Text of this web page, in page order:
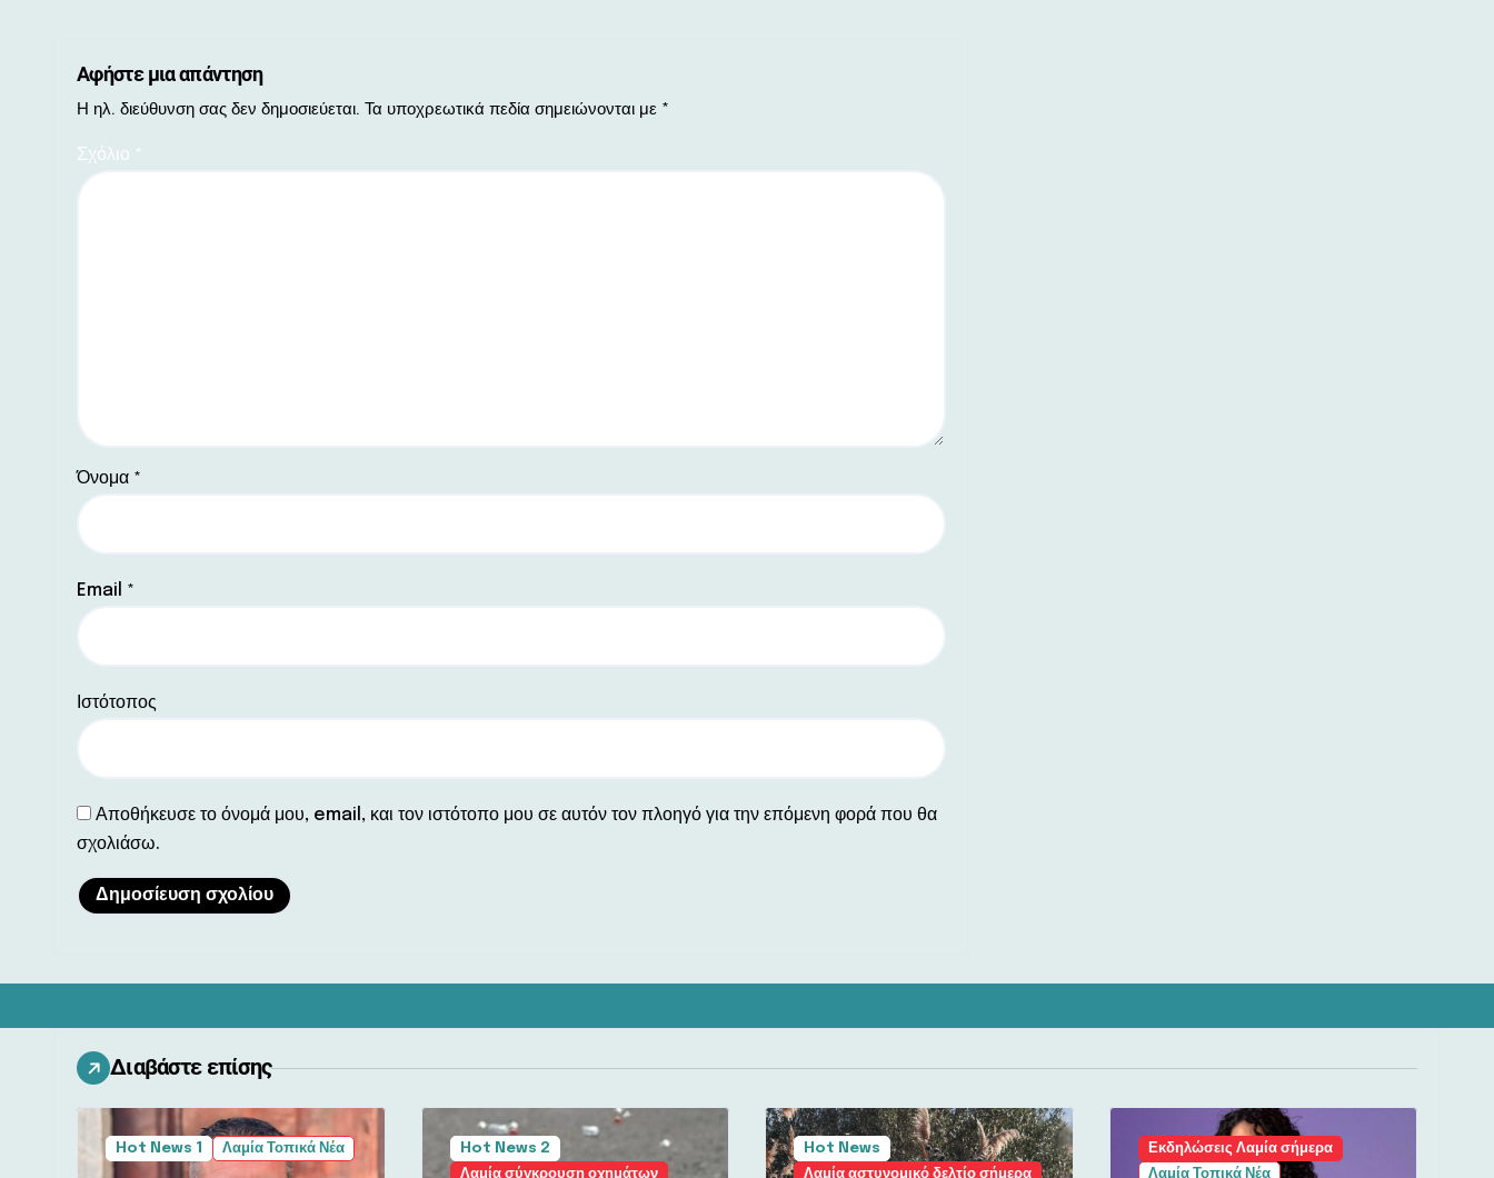
Αφήστε μια απάντηση
Η ηλ. διεύθυνση σας δεν δημοσιεύεται. Τα υποχρεωτικά πεδία σημειώνονται με *
Σχόλιο *
Όνομα *
Email *
Ιστότοπος
Αποθήκευσε το όνομά μου, email, και τον ιστότοπο μου σε αυτόν τον πλοηγό για την επόμενη φορά που θα
σχολιάσω.
Διαβάστε επίσης
Hot News 1 Λαμία Τοπικά Νέα
Hot News 2
Λαμία σύγκρουση οχημάτων
Hot News
Λαμία αστυνομικό δελτίο σήμερα
Εκδηλώσεις Λαμία σήμερα
Λαμία Τοπικά Νέα